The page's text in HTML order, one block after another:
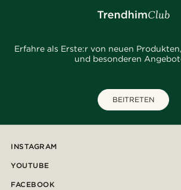
Erfahre als Erste:r von neuen
und besonderen
BEITRETEN
INSTAGRAM
YOUTUBE
FACEBOOK